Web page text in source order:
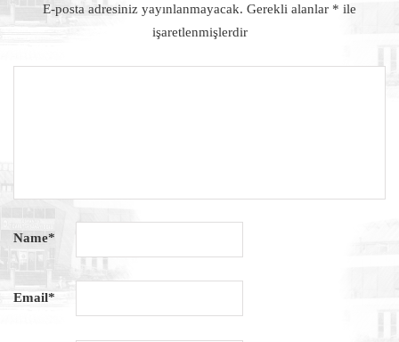
E-posta adresiniz yayınlanmayacak. Gerekli alanlar * ile
işaretlenmişlerdir
Name*
Email*